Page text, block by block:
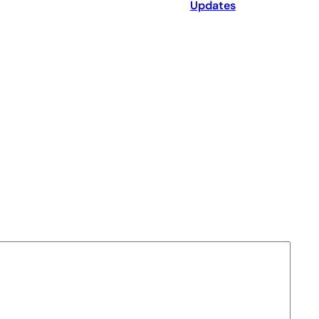
Updates